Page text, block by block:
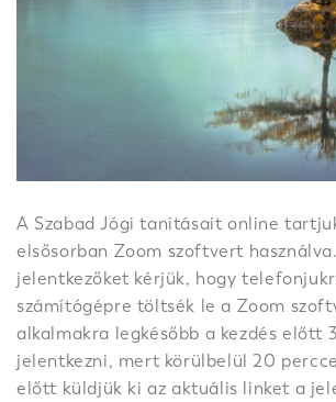
A Szabad Jógi tanításait online
elsősorban Zoom szoftvert
jelentkezőket kérjük, hogy
számítógépre töltsék le a Zoom
alkalmakra legkésőbb a kezdés előtt
jelentkezni, mert körülbelül 20
előtt küldjük ki az aktuális linket a